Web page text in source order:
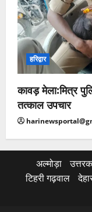
हरिद्वार
कावड़ मेला:मित्र
तत्काल उपचार
अल्मोड़ा
टिहरी गढ़वाल